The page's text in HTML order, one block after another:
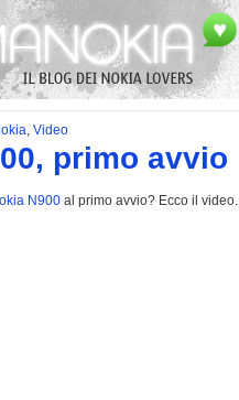
, Video
primo avvio
N900 al primo avvio? Ecco il video.